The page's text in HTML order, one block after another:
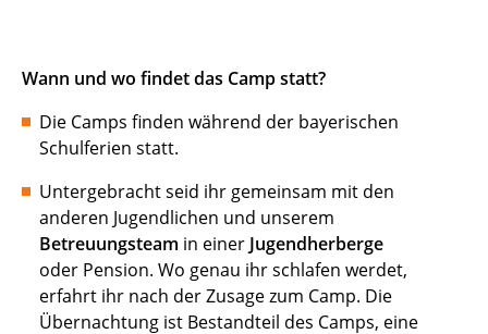
Wann und wo findet das Camp statt?
Die Camps finden während der bayerischen
Schulferien statt.
Untergebracht seid ihr gemeinsam mit den
anderen Jugendlichen und unserem
Betreuungsteam in einer Jugendherberge
oder Pension. Wo genau ihr schlafen werdet,
erfahrt ihr nach der Zusage zum Camp. Die
Übernachtung ist Bestandteil des Camps, eine